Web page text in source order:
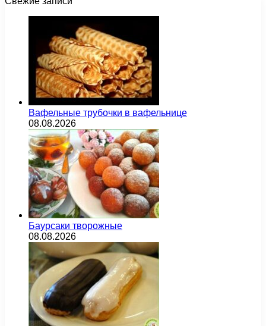
Вафельные трубочки в вафельнице
08.08.2026
Баурсаки творожные
08.08.2026